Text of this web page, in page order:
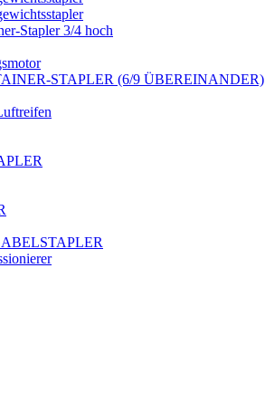
Stapler 3/4 hoch
STAPLER (6/9 ÜBEREINANDER)